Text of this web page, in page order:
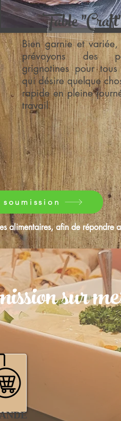
Table
Bien garnie et variée,
prévoyons des
grignotines pour tous
qui désire quelque
rapide en pleine
travail
alimentaires, afin de répondre
sur